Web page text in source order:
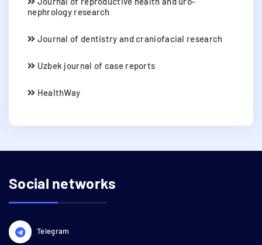
nephrology research
Journal of dentistry and craniofacial research
Uzbek journal of case reports
HealthWay
Social networks
Telegram